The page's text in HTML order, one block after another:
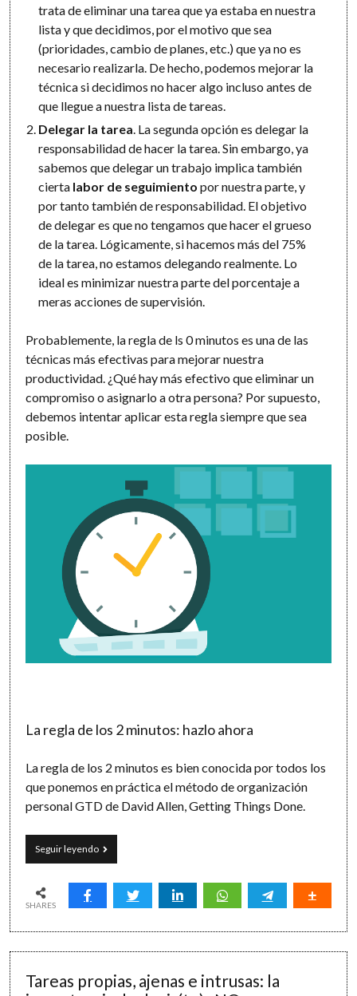
trata de eliminar una tarea que ya estaba en nuestra
lista y que decidimos, por el motivo que sea
(prioridades, cambio de planes, etc.) que ya no es
necesario realizarla. De hecho, podemos mejorar la
técnica si decidimos no hacer algo incluso antes de
que llegue a nuestra lista de tareas.
Delegar la tarea . La segunda opción es delegar la
responsabilidad de hacer la tarea. Sin embargo, ya
sabemos que delegar un trabajo implica también
cierta labor de seguimiento por nuestra parte, y
por tanto también de responsabilidad. El objetivo
de delegar es que no tengamos que hacer el grueso
de la tarea. Lógicamente, si hacemos más del 75%
de la tarea, no estamos delegando realmente. Lo
ideal es minimizar nuestra parte del porcentaje a
meras acciones de supervisión.
Probablemente, la regla de ls 0 minutos es una de las
técnicas más efectivas para mejorar nuestra
productividad. ¿Qué hay más efectivo que eliminar un
compromiso o asignarlo a otra persona? Por supuesto,
debemos intentar aplicar esta regla siempre que sea
posible.
La regla de los 2 minutos: hazlo ahora
La regla de los 2 minutos es bien conocida por todos los
que ponemos en práctica el método de organización
personal GTD de David Allen, Getting Things Done.
Seguir leyendoLas
reglas
5
minutos
SHARES
Tareas propias, ajenas e intrusas: la